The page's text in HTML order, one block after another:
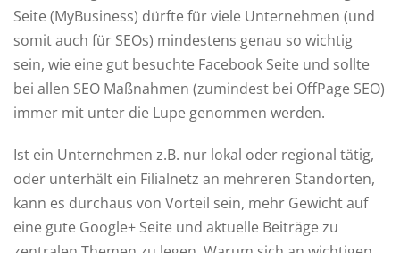
Seite (MyBusiness) dürfte für viele Unternehmen (und
somit auch für SEOs) mindestens genau so wichtig
sein, wie eine gut besuchte Facebook Seite und sollte
bei allen SEO Maßnahmen (zumindest bei OffPage SEO)
immer mit unter die Lupe genommen werden.
Ist ein Unternehmen z.B. nur lokal oder regional tätig,
oder unterhält ein Filialnetz an mehreren Standorten,
kann es durchaus von Vorteil sein, mehr Gewicht auf
eine gute Google+ Seite und aktuelle Beiträge zu